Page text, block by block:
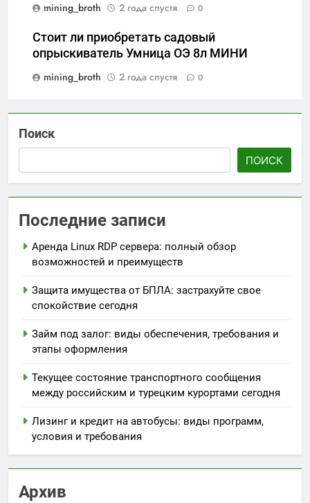
mining_broth
2 года спустя 0
Стоит ли приобретать садовый
опрыскиватель Умница ОЭ 8л МИНИ
mining_broth
2 года спустя 0
Поиск
ПОИСК
Последние записи
Аренда Linux RDP сервера: полный обзор
возможностей и преимуществ
Защита имущества от БПЛА: застрахуйте свое
спокойствие сегодня
Займ под залог: виды обеспечения, требования и
этапы оформления
Текущее состояние транспортного сообщения
между российским и турецким курортами сегодня
Лизинг и кредит на автобусы: виды программ,
условия и требования
Архив